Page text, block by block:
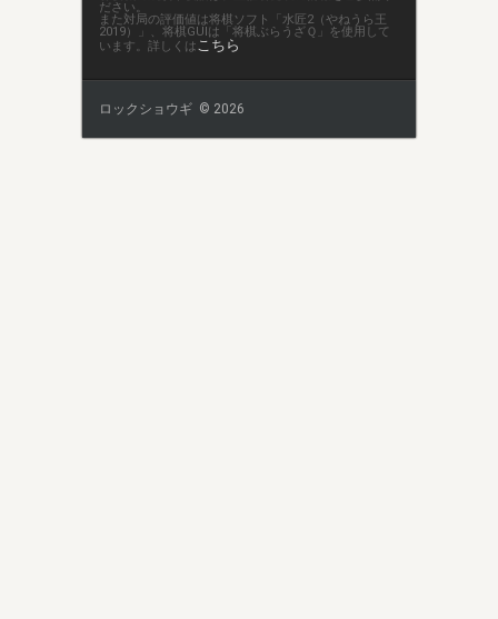
ださい。
また対局の評価値は将棋ソフト「水匠2（やねうら王
2019）」、将棋GUIは「将棋ぶらうざＱ」を使用して
います。詳しくは こちら
ロックショウギ © 2026